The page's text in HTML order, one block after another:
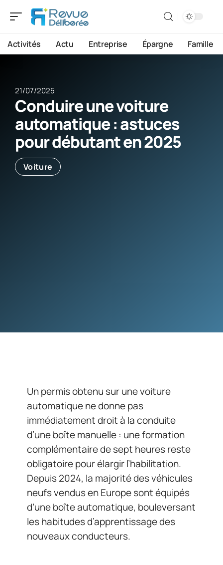
Activités Actu Entreprise Épargne Famille
21/07/2025
Conduire une voiture
automatique : astuces
pour débutant en 2025
Voiture
Un permis obtenu sur une voiture
automatique ne donne pas
immédiatement droit à la conduite
d’une boîte manuelle : une formation
complémentaire de sept heures reste
obligatoire pour élargir l’habilitation.
Depuis 2024, la majorité des véhicules
neufs vendus en Europe sont équipés
d’une boîte automatique, bouleversant
les habitudes d’apprentissage des
nouveaux conducteurs.